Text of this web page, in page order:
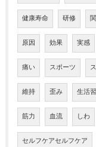
健康寿命 研修
原因 効果 実感
痛い スポーツ
維持 歪み 生活
筋力 血流 しわ
セルフケアセルフケア